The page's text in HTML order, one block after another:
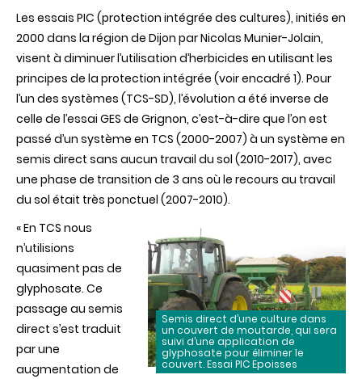
Les essais PIC (protection intégrée des cultures), initiés en
2000 dans la région de Dijon par Nicolas Munier-Jolain,
visent à diminuer l’utilisation d’herbicides en utilisant les
principes de la protection intégrée (voir encadré 1). Pour
l’un des systèmes (TCS-SD), l’évolution a été inverse de
celle de l’essai GES de Grignon, c’est-à-dire que l’on est
passé d’un système en TCS (2000-2007) à un système en
semis direct sans aucun travail du sol (2010-2017), avec
une phase de transition de 3 ans où le recours au travail
du sol était très ponctuel (2007-2010).
Semis direct d’une culture dans
un couvert de moutarde, qui sera
suivi d’une application de
glyphosate pour éliminer le
couvert. Essai PIC Epoisses
« En TCS nous
n’utilisions
quasiment pas de
glyphosate. Ce
passage au semis
direct s’est traduit
par une
augmentation de